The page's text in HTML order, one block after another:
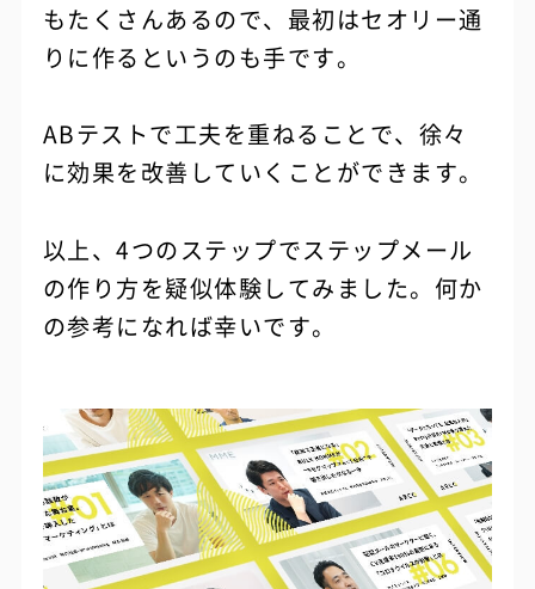
もたくさんあるので、最初はセオリー通
りに作るというのも手です。
ABテストで工夫を重ねることで、徐々
に効果を改善していくことができます。
以上、4つのステップでステップメール
の作り方を疑似体験してみました。何か
の参考になれば幸いです。